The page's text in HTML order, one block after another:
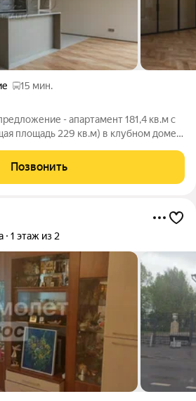
15 мин.
- апартамент 181,4 кв.м с
площадь 229 кв.м) в клубном доме с
патио или зоны отдыха на свежем
Позвонить
1 этаж из 2